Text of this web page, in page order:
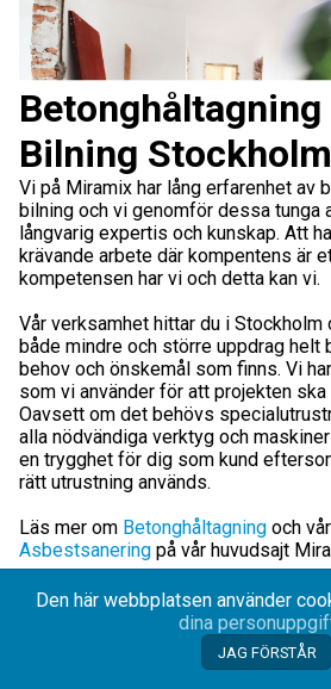
Den här webbplatsen använder
dina
JAG FÖRSTÅR
Betonghåltagning
Bilning Stockholm
Vi på Miramix har lång erfarenhet av
bilning och vi genomför dessa tunga
långvarig expertis och kunskap. Att
krävande arbete där kompentens är
kompetensen har vi och detta kan vi.
Vår verksamhet hittar du i Stockholm
både mindre och större uppdrag helt
behov och önskemål som finns. Vi
som vi använder för att projekten ska
Oavsett om det behövs
alla nödvändiga verktyg och
en trygghet för dig som kund
rätt utrustning används.
Läs mer om Betonghåltagning och
Asbestsanering på vår huvudsajt
Kompetens och
Det behöver inte vara stora projekt
arbeten och projekt du än önskar ha
allt blir gjort på rätt sätt. I denna